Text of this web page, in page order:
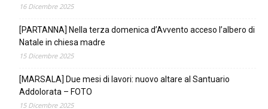
16 Dicembre 2025
[PARTANNA] Nella terza domenica d’Avvento acceso l’albero di
Natale in chiesa madre
15 Dicembre 2025
[MARSALA] Due mesi di lavori: nuovo altare al Santuario
Addolorata – FOTO
15 Dicembre 2025